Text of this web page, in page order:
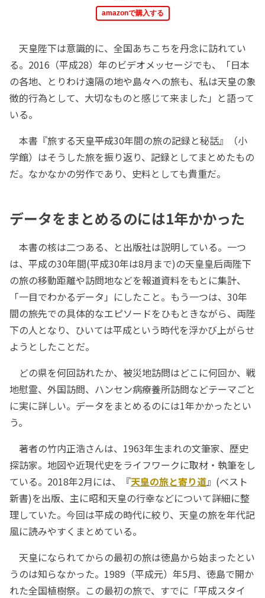
amazonで購入する
天皇陛下は意識的に、全国あちこちを丹念に訪れてい
る。2016（平成28）年のビデオメッセージでも、「日本
の各地、とりわけ遠隔の地や島々への旅も、私は天皇の象
徴的行為として、大切なものと感じて来ました」と語って
いる。
本書『旅する天皇――平成30年間の旅の記録と秘話』（小
学館）はそうした旅を振り返り、記録としてまとめたもの
だ。なかなかの労作であり、史料としても貴重だ。
データをまとめるのには1年かかった
本書の核は二つある、と出版社は説明している。一つ
は、平成の30年間(平成30年は8月まで)の天皇皇后両陛下
の旅の移動距離や訪問地などを報道資料をもとに集計、
「一目でわかるデータ」にしたこと。もう一つは、30年
間の旅先での具体的なエピソードをひもときながら、両陛
下の人となり、ひいては平成という時代を浮かび上がらせ
ようとしたことだ。
どの県を何回訪れたか、被災地訪問はどこに何回か、戦
地慰霊、外国訪問、ハンセン病療養所訪問などテーマごと
に実に詳しい。データをまとめるのには1年かかったとい
う。
著者の竹内正浩さんは、1963年生まれの文筆家、歴史
探訪家。地図や近現代史をライフワークに取材・執筆をし
ている。2018年2月には、『天皇の旅と寄り道』(ベスト
新書)を出版、主に昭和天皇の行幸などについて詳細に整
理していた。今回は平成の時代に絞り、天皇の旅を年代記
風に読みやすくまとめている。
天皇になられてからの最初の旅は徳島から始まったとい
うのは知らなかった。1989（平成元）年5月、徳島で開か
れた全国植樹祭。この最初の旅で、すでに「平成スタイ